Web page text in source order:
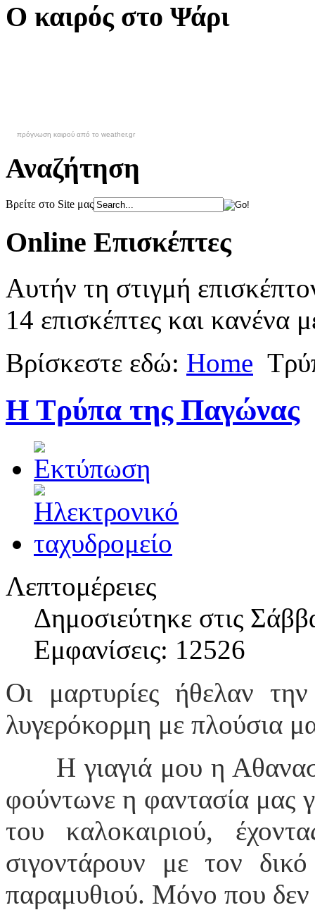
Ο καιρός στο Ψάρι
πρόγνωση καιρού από το weather.gr
Αναζήτηση
Βρείτε στο Site μας
Online Επισκέπτες
Αυτήν τη στιγμή
14 επισκέπτες και κανένα
Βρίσκεστε εδώ: Home
Η Τρύπα της Παγώνας
Λεπτομέρειες
Δημοσιεύτηκε στις
Εμφανίσεις: 12526
Οι μαρτυρίες ήθελαν
λυγερόκορμη με πλούσια
Η γιαγιά μου η
φούντωνε η φαντασία μας
του καλοκαιριού,
σιγοντάρουν με τον
παραμυθιού. Μόνο που